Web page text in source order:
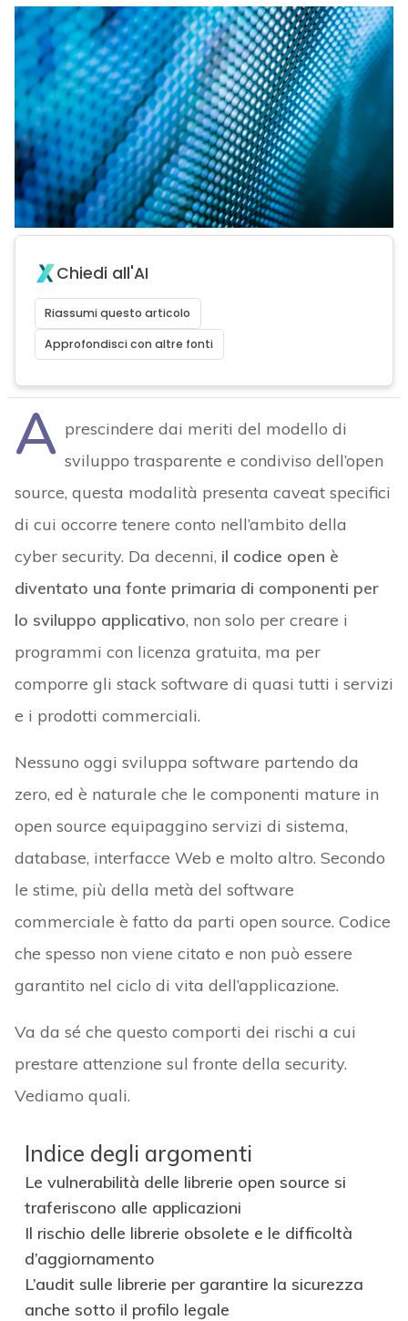
Chiedi all'AI
Riassumi questo articolo
Approfondisci con altre fonti
A prescindere dai meriti del modello di
sviluppo trasparente e condiviso dell’open
source, questa modalità presenta caveat specifici
di cui occorre tenere conto nell’ambito della
cyber security. Da decenni, il codice open è
diventato una fonte primaria di componenti per
lo sviluppo applicativo, non solo per creare i
programmi con licenza gratuita, ma per
comporre gli stack software di quasi tutti i servizi
e i prodotti commerciali.
Nessuno oggi sviluppa software partendo da
zero, ed è naturale che le componenti mature in
open source equipaggino servizi di sistema,
database, interfacce Web e molto altro. Secondo
le stime, più della metà del software
commerciale è fatto da parti open source. Codice
che spesso non viene citato e non può essere
garantito nel ciclo di vita dell’applicazione.
Va da sé che questo comporti dei rischi a cui
prestare attenzione sul fronte della security.
Vediamo quali.
Indice degli argomenti
Le vulnerabilità delle librerie open source si
traferiscono alle applicazioni
Il rischio delle librerie obsolete e le difficoltà
d’aggiornamento
L’audit sulle librerie per garantire la sicurezza
anche sotto il profilo legale